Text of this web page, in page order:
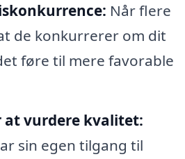
Når flere
de konkurrerer om dit
føre til mere favorable
at vurdere kvalitet:
sin egen tilgang til